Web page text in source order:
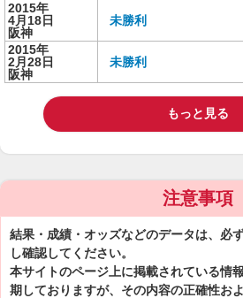
2015年
4月18日
阪神
未勝利
2015年
2月28日
阪神
未勝利
もっと見る
注意事項
結果・成績・オッズなどのデータは、必
し確認してください。
本サイトのページ上に掲載されている情
期しておりますが、その内容の正確性お